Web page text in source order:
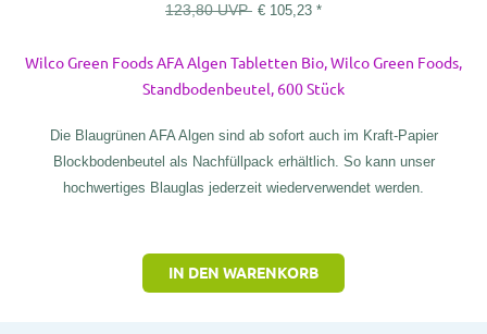
123,80UVP € 105,23 *
Wilco Green Foods AFA Algen Tabletten Bio, Wilco Green Foods,
Standbodenbeutel, 600 Stück
Die Blaugrünen AFA Algen sind ab sofort auch im Kraft-Papier
Blockbodenbeutel als Nachfüllpack erhältlich. So kann unser
hochwertiges Blauglas jederzeit wiederverwendet werden.
IN DEN WARENKORB